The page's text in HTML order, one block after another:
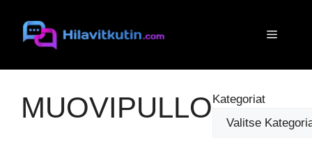
sisältöön
Valikko
MUOVIPULLOKategoriat